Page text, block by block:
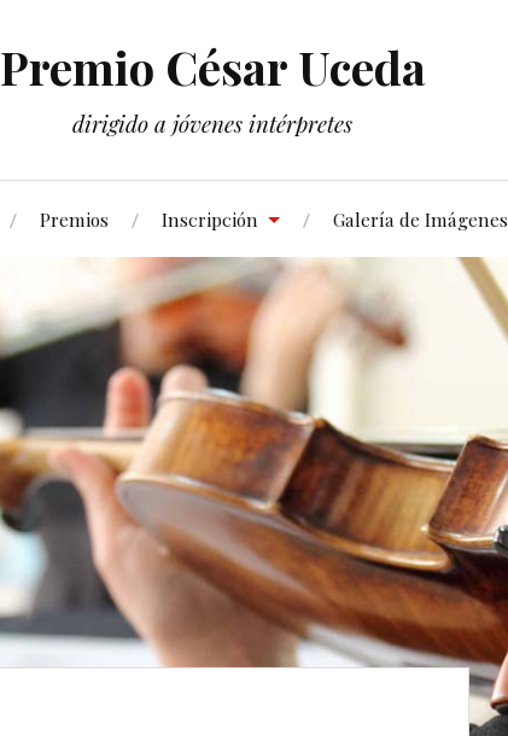
Premio César Uceda
dirigido a jóvenes intérpretes
Premios Inscripción Galería de Imágenes